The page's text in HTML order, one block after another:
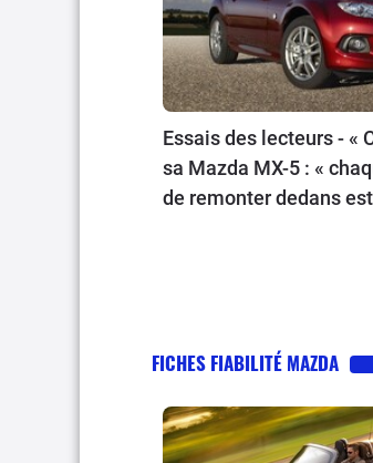
Essais des lecteurs - «
sa Mazda MX-5 : «
de remonter dedans
FICHES FIABILITÉ MAZDA